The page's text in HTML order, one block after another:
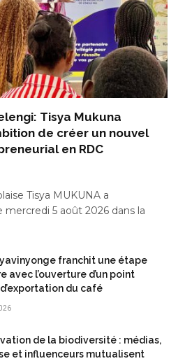
Tisya Mukuna
de créer un nouvel
en RDC
Tisya MUKUNA a
5 août 2026 dans la
franchit une étape
avec l’ouverture d’un point
du café
de la biodiversité : médias,
et influenceurs mutualisent